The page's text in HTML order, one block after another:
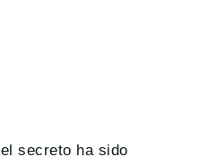
secreto ha sido